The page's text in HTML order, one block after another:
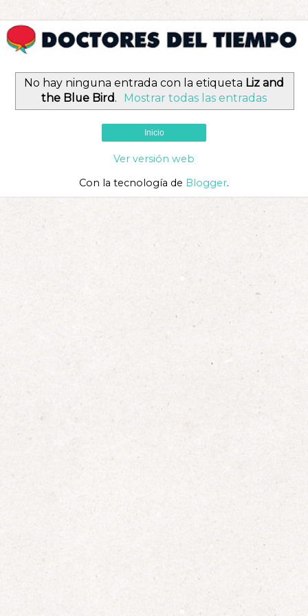
No hay ninguna entrada con la etiqueta Liz and
the Blue Bird. Mostrar todas las entradas
Inicio
Ver versión web
Con la tecnología de Blogger.